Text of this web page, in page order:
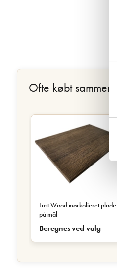
Ofte købt sammen
Just Wood mørkolieret plade
på mål
Beregnes ved valg